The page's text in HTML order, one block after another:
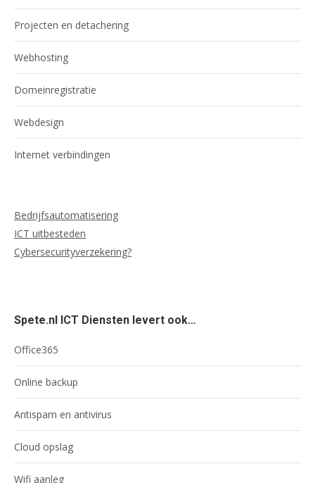
Projecten en detachering
Webhosting
Domeinregistratie
Webdesign
Internet verbindingen
Bedrijfsautomatisering
ICT uitbesteden
Cybersecurityverzekering?
Spete.nl ICT Diensten levert ook…
Office365
Online backup
Antispam en antivirus
Cloud opslag
Wifi aanleg